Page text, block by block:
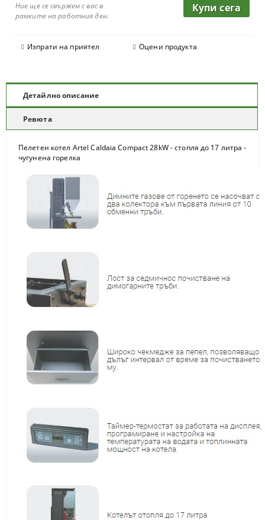
Ние ще се свържем с вас в
рамките на работния ден.
Изпрати на приятел Оцени продукта
Детайлно описание
Ревюта
Пелетен котел Artel Caldaia Compact 28kW - стопля до 17 литра -
чугунена горелка